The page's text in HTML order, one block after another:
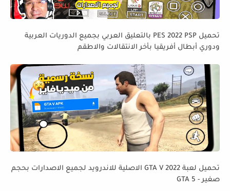
تحميل PES 2022 PSP بالتعليق العربي بجميع الدوريات العربية
ودوري أبطال أفريقيا بأخر الانتقالات والاطقم
تحميل لعبة GTA V 2022 الاصلية للاندرويد لجميع الاصدارات بحجم
صغير - GTA 5